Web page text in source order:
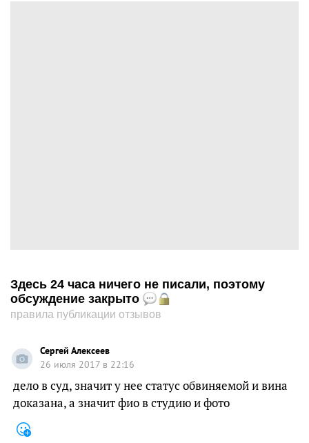
Здесь 24 часа ничего не писали, поэтому
обсуждение закрыто
правила публикации отзывов
Сергей Алексеев
26 июля 2017 в 22:16
дело в суд, значит у нее статус обвиняемой и вина
доказана, а значит фио в студию и фото